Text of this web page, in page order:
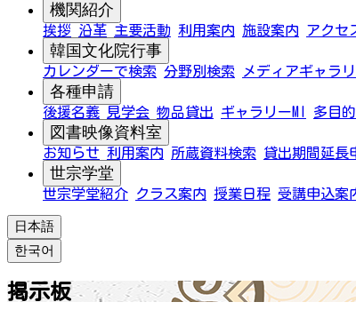
機関紹介
挨拶 沿革 主要活動 利用案内 施設案内 アクセ
韓国文化院行事
カレンダーで検索 分野別検索 メディアギャラ
各種申請
後援名義 見学会 物品貸出 ギャラリーMI 多目
図書映像資料室
お知らせ 利用案内 所蔵資料検索 貸出期間延長
世宗学堂
世宗学堂紹介 クラス案内 授業日程 受講申込案
日本語
한국어
掲示板